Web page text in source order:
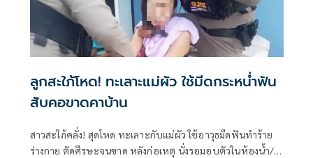
ลูกสะใภ้โหด! ทะเลาะแม่ผัว ใช้มีดกระหน่ำฟัน
สับคอขาดคาบ้าน
สาวสะใภ้คลั่ง! สุดโหด ทะเลาะกับแม่ผัว ใช้อาวุธมีดฟันทำร้าย
ร่างกาย ตัดศีรษะจนขาด หลังก่อเหตุ นั่งรอมอบตัวในห้องน้ำ/ผู้